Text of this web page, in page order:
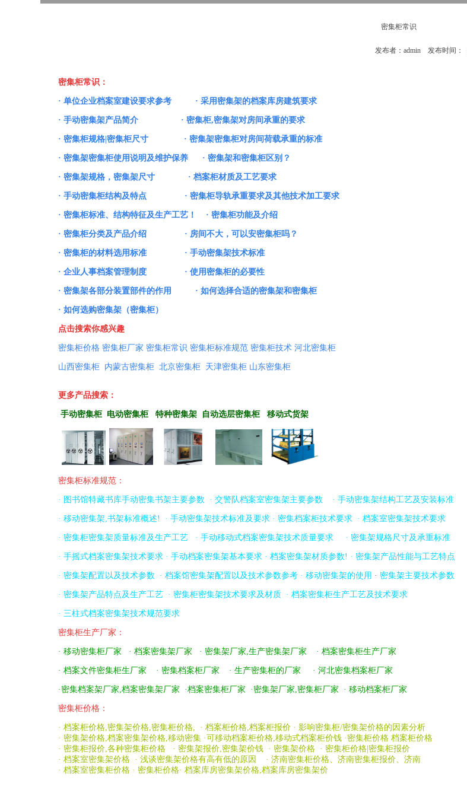
密集柜常识
发布者：admin 发布时间：
密集柜常识：
· 单位企业档案室建设要求参考 · 采用密集架的档案库房建筑要求
· 手动密集架产品简介 · 密集柜,密集架对房间承重的要求
· 密集柜规格|密集柜尺寸 · 密集架密集柜对房间荷载承重的标准
· 密集架密集柜使用说明及维护保养 · 密集架和密集柜区别？
· 密集架规格，密集架尺寸 · 档案柜材质及工艺要求
· 手动密集柜结构及特点 · 密集柜导轨承重要求及其他技术加工要求
· 密集柜标准、结构特征及生产工艺！ · 密集柜功能及介绍
· 密集柜分类及产品介绍 · 房间不大，可以安密集柜吗？
· 密集柜的材料选用标准 · 手动密集架技术标准
· 企业人事档案管理制度 · 使用密集柜的必要性
· 密集架各部分装置部件的作用 · 如何选择合适的密集架和密集柜
· 如何选购密集架（密集柜）
点击搜索你感兴趣
密集柜价格 密集柜厂家 密集柜常识 密集柜标准规范 密集柜技术 河北密集柜
山西密集柜 内蒙古密集柜 北京密集柜 天津密集柜 山东密集柜
更多产品搜索 ：
手动密集柜 电动密集柜 特种密集架 自动选层密集柜 移动式货架
密集柜标准规范 ：
· 图书馆特藏书库手动密集书架主要参数 · 交警队档案室密集架主要参数 · 手动密集架结构工艺及安装标准
· 移动密集架,书架标准概述! · 手动密集架技术标准及要求 · 密集档案柜技术要求 · 档案室密集架技术要求
· 密集柜密集架质量标准及生产工艺 · 手动移动式档案密集架技术质量要求 · 密集架规格尺寸及承重标准
· 手摇式档案密集架技术要求 · 手动档案密集架基本要求 · 档案密集架材质参数! · 密集架产品性能与工艺特点
· 密集架配置以及技术参数 · 档案馆密集架配置以及技术参数参考 · 移动密集架的使用 · 密集架主要技术参数
· 密集架产品特点及生产工艺 · 密集柜密集架技术要求及材质 · 档案密集柜生产工艺及技术要求
· 三柱式档案密集架技术规范要求
密集柜生产厂家：
· 移动密集柜厂家 · 档案密集架厂家 · 密集架厂家,生产密集架厂家 · 档案密集柜生产厂家
· 档案文件密集柜生厂家 · 密集档案柜厂家 · 生产密集柜的厂家 · 河北密集档案柜厂家
· 密集档案架厂家,档案密集架厂家 ·档案密集柜厂家 · 密集架厂家,密集柜厂家 · 移动档案柜厂家
密集柜价格：
· 档案柜价格,密集架价格,密集柜价格, · 档案柜价格,档案柜报价 · 影响密集柜/密集架价格的因素分析
· 密集架价格,档案密集架价格,移动密集 ·可移动档案柜价格,移动式档案柜价钱 · 密集柜价格 档案柜价格
· 密集柜报价,各种密集柜价格 · 密集架报价,密集架价钱 · 密集架价格 · 密集柜价格|密集柜报价
· 档案室密集架价格 · 浅谈密集架价格有高有低的原因 · 济南密集柜价格、济南密集柜报价、济南
· 档案室密集柜价格 · 密集柜价格· 档案库房密集架价格,档案库房密集架价